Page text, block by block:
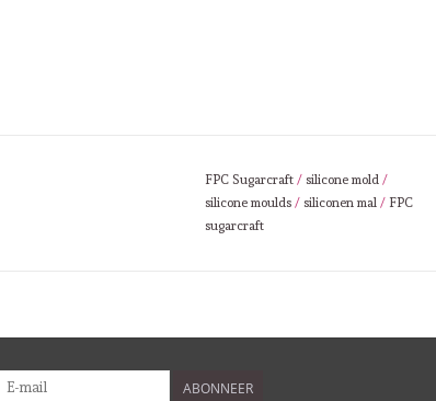
FPC Sugarcraft / silicone mold /
silicone moulds / siliconen mal / FPC
sugarcraft
ABONNEER